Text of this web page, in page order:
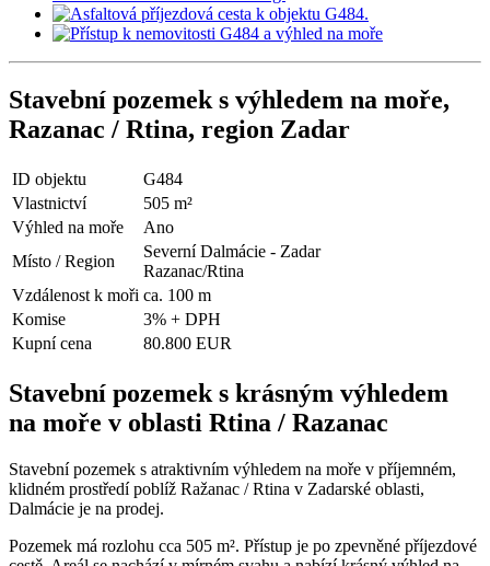
Stavební pozemek s výhledem na moře,
Razanac / Rtina, region Zadar
ID objektu
G484
Vlastnictví
505 m²
Výhled na moře
Ano
Místo / Region
Severní Dalmácie - Zadar
Razanac/Rtina
Vzdálenost k moři ca. 100 m
Komise
3% + DPH
Kupní cena
80.800 EUR
Stavební pozemek s krásným výhledem
na moře v oblasti Rtina / Razanac
Stavební pozemek s atraktivním výhledem na moře v příjemném,
klidném prostředí poblíž Ražanac / Rtina v Zadarské oblasti,
Dalmácie je na prodej.
Pozemek má rozlohu cca 505 m². Přístup je po zpevněné příjezdové